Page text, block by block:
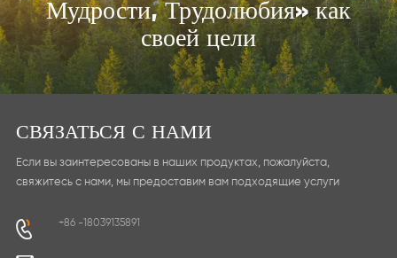
УЗНАТЬ БОЛЬШЕ УЗНАТЬ БОЛЬШЕ
Мудрости, Трудолюбия» как
своей цели
СВЯЗАТЬСЯ С НАМИ
Если вы заинтересованы в наших продуктах, пожалуйста,
свяжитесь с нами, мы предоставим вам подходящие услуги
+86 -18039135891